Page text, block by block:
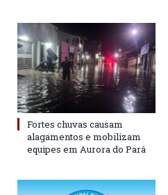
Fortes chuvas causam
alagamentos e mobilizam
equipes em Aurora do Pará